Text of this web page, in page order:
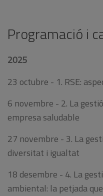
Programació i
2025
23 octubre - 1. RSE:
6 novembre - 2. La
empresa saludable
27 novembre - 3. La
diversitat i igualtat
18 desembre - 4. La
ambiental: la petjada